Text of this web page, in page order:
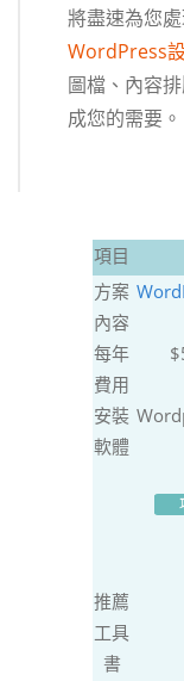
將盡速為您
WordPress
圖檔、內容
成您的需要。
項目
方案
內容
每年
費用
安裝
軟體
推薦
工具
書